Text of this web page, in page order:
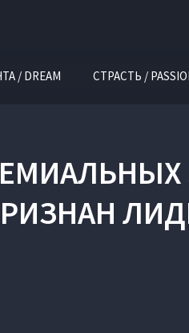
/ DREAM СТРАСТЬ /